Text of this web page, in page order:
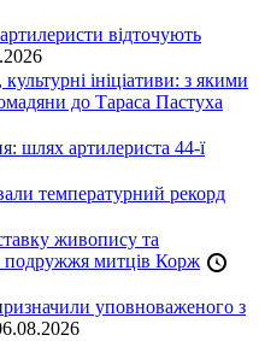
відточують
ініціативи: з якими
до Тараса Пастуха
шлях артилериста 44-ї
температурний рекорд
живопису та
подружжя митців Корж
уповноваженого з